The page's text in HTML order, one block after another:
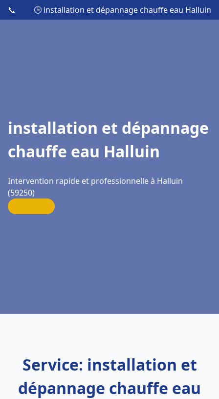
📞 🕒 installation et dépannage chauffe eau Halluin
installation et dépannage
chauffe eau Halluin
Intervention rapide et professionnelle à Halluin
(59250)
Service: installation et
dépannage chauffe eau